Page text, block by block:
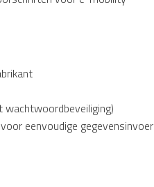
wachtwoordbeveiliging)
eenvoudige gegevensinvoer